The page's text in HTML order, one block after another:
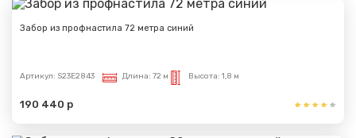
Забор из профнастила 72 метра синий
Артикул: S23E2843 Длина: 72 м Высота: 1,8 м
190 440 р